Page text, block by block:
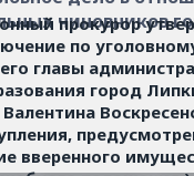
чиновников
прокурор
по
главы
город
вверенного